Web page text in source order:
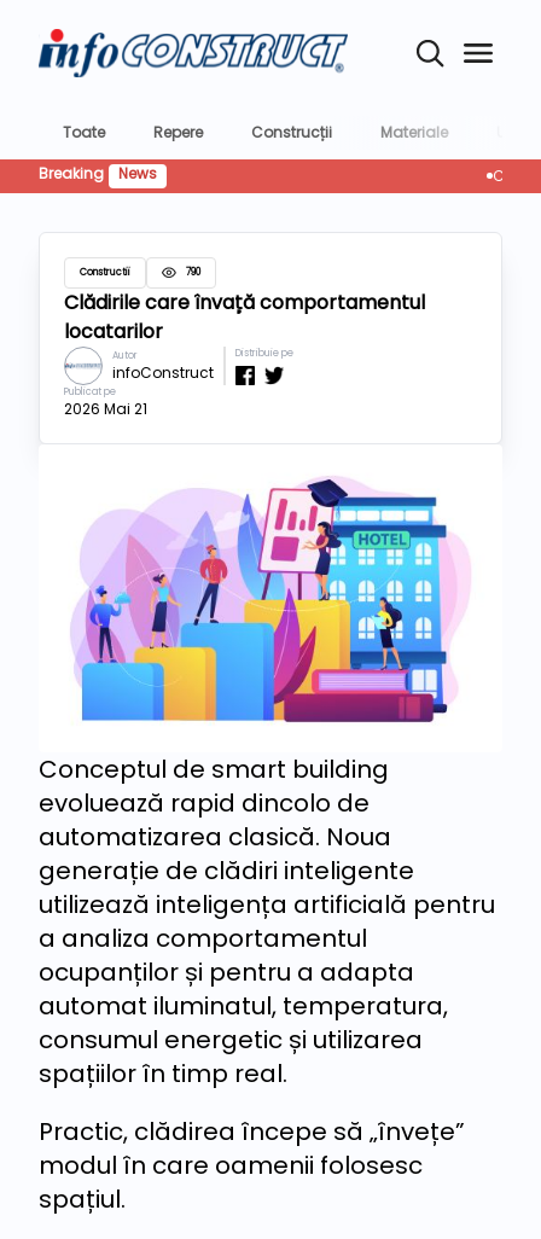
Toate Repere Construcții Materiale
Breaking
News CTP
Constructii 790
Clădirile care învață comportamentul
locatarilor
Autor
infoConstruct
Distribuie pe
Publicat pe
2026 Mai 21
Conceptul de smart building
evoluează rapid dincolo de
automatizarea clasică. Noua
generație de clădiri inteligente
utilizează inteligența artificială pentru
a analiza comportamentul
ocupanților și pentru a adapta
automat iluminatul, temperatura,
consumul energetic și utilizarea
spațiilor în timp real.
Practic, clădirea începe să „învețe”
modul în care oamenii folosesc
spațiul.